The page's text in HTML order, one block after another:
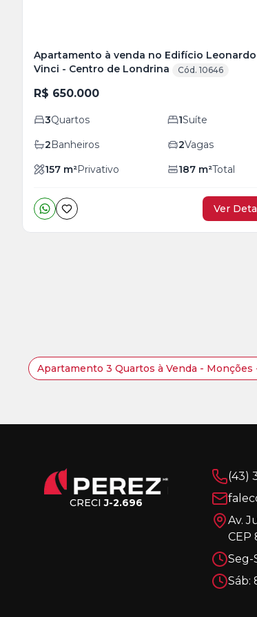
Apartamento à venda no Edifício
Vinci - Centro de Londrina
Cód. 10646
R$ 650.000
3Quartos 1Suíte
2Banheiros 2Vagas
157 m²Privativo 187m²Total
Ver
Apartamento 3 Quartos à Venda - Monções
CRECIJ-2.696
(43)
Av.
CEP
Seg-
Sáb: